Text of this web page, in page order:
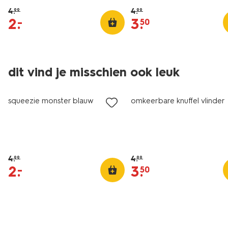
4.99
2.
–
4.99
3.
50
dit vind je misschien ook leuk
sale
squeezie monster blauw
4.99
2.
–
sale
omkeerbare knuffel
4.99
3.
50